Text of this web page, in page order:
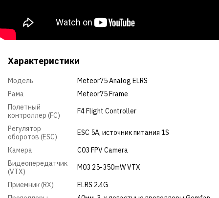
Характеристики
Модель
Meteor75 Analog ELRS
Рама
Meteor75 Frame
Полетный
контроллер (FC)
F4 Flight Controller
Регулятор
оборотов (ESC)
ESC 5A, источник питания 1S
Камера
C03 FPV Camera
Видеопередатчик
(VTX)
M03 25-350mW VTX
Приемник (RX)
ELRS 2.4G